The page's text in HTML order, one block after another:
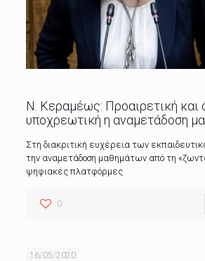
Ν. Κεραμέως: Προαιρετική και
υποχρεωτική η αναμετάδοση
Στη διακριτική ευχέρεια των
την αναμετάδοση μαθημάτων από τη
ψηφιακές πλατφόρμες
0
16/05/2020